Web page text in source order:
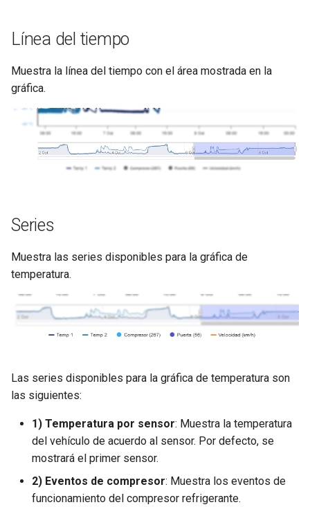
Línea del tiempo
Muestra la línea del tiempo con el área mostrada en la
gráfica.
Series
Muestra las series disponibles para la gráfica de
temperatura.
Las series disponibles para la gráfica de temperatura son
las siguientes:
1) Temperatura por sensor: Muestra la temperatura
del vehículo de acuerdo al sensor. Por defecto, se
mostrará el primer sensor.
2) Eventos de compresor: Muestra los eventos de
funcionamiento del compresor refrigerante.